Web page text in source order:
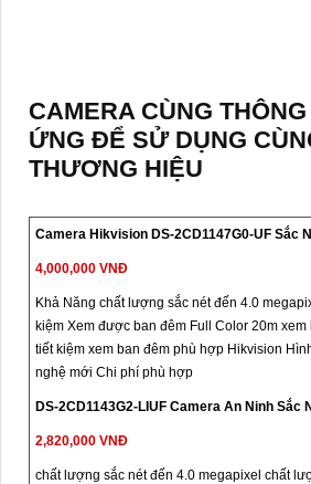
CAMERA CÙNG
ỨNG ĐỂ SỬ DỤNG
THƯƠNG HIỆU
Camera Hikvision DS-2CD1147G0-UF Sắc
4,000,000 VNĐ
Khả Năng chất lượng sắc nét đến 4.0
kiệm Xem được ban đêm Full Color 20m
tiết kiệm xem ban đêm phù hợp Hikvision
nghệ mới Chi phí phù hợp
DS-2CD1143G2-LIUF Camera An Ninh Sắc
2,820,000 VNĐ
chất lượng sắc nét đến 4.0 megapixel chất